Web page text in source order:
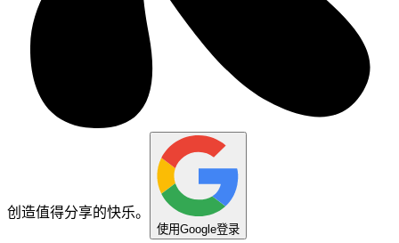
创造值得分享的快乐。
使用Google登录